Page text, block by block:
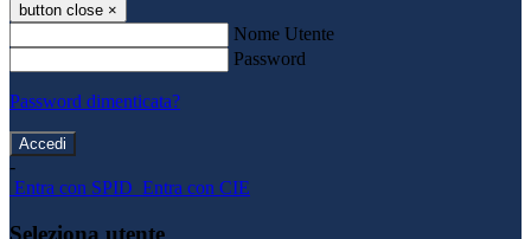
button close ×
Nome Utente
Password
Password dimenticata?
-
Entra con SPID Entra con CIE
Seleziona utente